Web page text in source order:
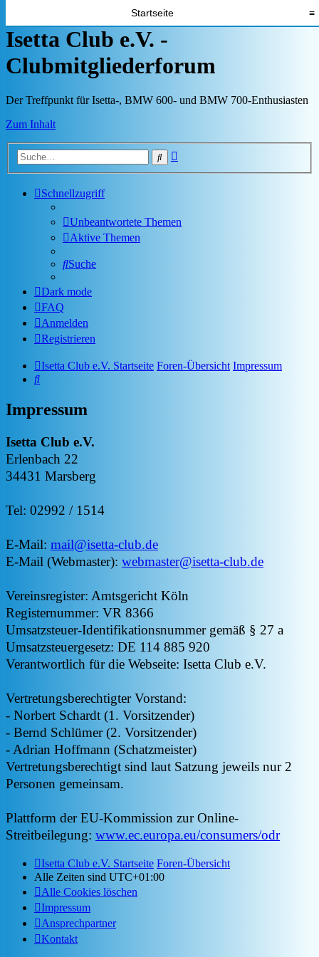
Startseite ≡
Isetta Club e.V. -
Clubmitgliederforum
Der Treffpunkt für Isetta-, BMW 600- und BMW 700-Enthusiasten
Zum Inhalt
Suche
Schnellzugriff
Unbeantwortete Themen
Aktive Themen
Suche
Dark mode
FAQ
Anmelden
Registrieren
Isetta Club e.V. Startseite Foren-Übersicht Impressum
Suche
Impressum
Isetta Club e.V.
Erlenbach 22
34431 Marsberg
Tel: 02992 / 1514
E-Mail: mail@isetta-club.de
E-Mail (Webmaster): webmaster@isetta-club.de
Vereinsregister: Amtsgericht Köln
Registernummer: VR 8366
Umsatzsteuer-Identifikationsnummer gemäß § 27 a
Umsatzsteuergesetz: DE 114 885 920
Verantwortlich für die Webseite: Isetta Club e.V.
Vertretungsberechtigter Vorstand:
- Norbert Schardt (1. Vorsitzender)
- Bernd Schlümer (2. Vorsitzender)
- Adrian Hoffmann (Schatzmeister)
Vertretungsberechtigt sind laut Satzung jeweils nur 2
Personen gemeinsam.
Plattform der EU-Kommission zur Online-
Streitbeilegung: www.ec.europa.eu/consumers/odr
Isetta Club e.V. Startseite Foren-Übersicht
Alle Zeiten sind UTC+01:00
Alle Cookies löschen
Impressum
Ansprechpartner
Kontakt